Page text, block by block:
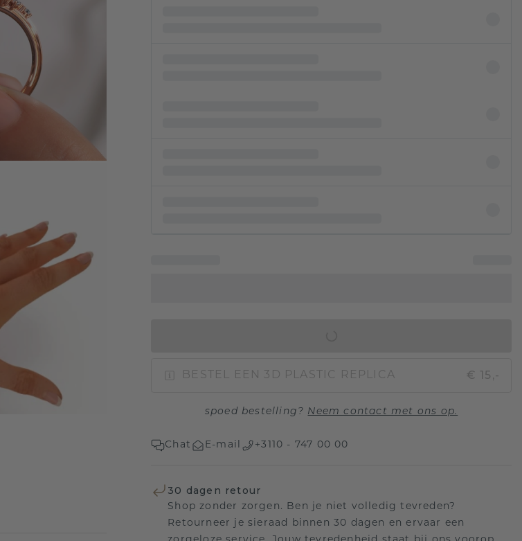
BESTEL EEN 3D PLASTIC REPLICA € 15,-
spoed bestelling? Neem contact met ons op.
Chat E-mail +3110 - 747 00 00
30 dagen retour
Shop zonder zorgen. Ben je niet volledig tevreden?
Retourneer je sieraad binnen 30 dagen en ervaar een